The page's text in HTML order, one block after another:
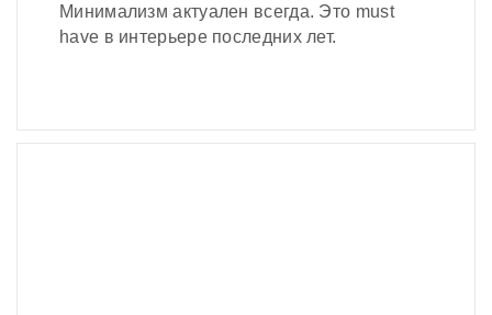
Минимализм актуален всегда. Это must
have в интерьере последних лет.